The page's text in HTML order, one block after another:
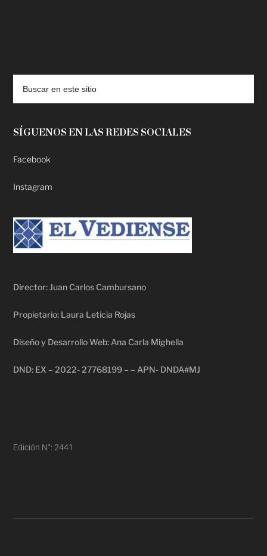
SÍGUENOS EN LAS REDES SOCIALES
Facebook
Instagram
Director: Juan Carlos Cambursano
Propietario: Laura Leticia Rojas
Diseño y Desarrollo Web: Ana Carla Mighella
DND: EX – 2022- 27768199 – – APN- DNDA#MJ
Edición N°: 2441